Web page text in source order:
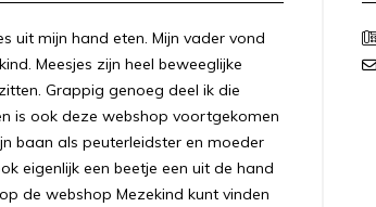
uit mijn hand eten. Mijn vader vond
Meesjes zijn heel beweeglijke
Grappig genoeg deel ik die
is ook deze webshop voortgekomen
baan als peuterleidster en moeder
eigenlijk een beetje een uit de hand
de webshop Mezekind kunt vinden